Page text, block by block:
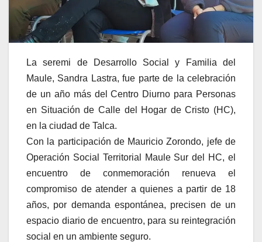
La seremi de Desarrollo Social y Familia del
Maule, Sandra Lastra, fue parte de la celebración
de un año más del Centro Diurno para Personas
en Situación de Calle del Hogar de Cristo (HC),
en la ciudad de Talca.
Con la participación de Mauricio Zorondo, jefe de
Operación Social Territorial Maule Sur del HC, el
encuentro de conmemoración renueva el
compromiso de atender a quienes a partir de 18
años, por demanda espontánea, precisen de un
espacio diario de encuentro, para su reintegración
social en un ambiente seguro.